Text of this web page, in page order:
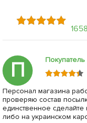
П Покупатель
Персонал магазина
проверяю состав
единственное
либо на украинском